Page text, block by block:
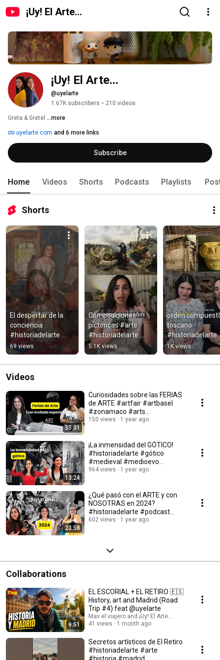
¡Uy! El Arte...
¡Uy! El Arte...
@uyelarte
1.67K subscribers • 210 videos
Greta & Gretel ...more
uyelarte.com and 6 more links
Subscribe
Home Videos Shorts Podcasts Playlists
Shorts
El despertar de la
conciencia
#historiadelarte
#arte #historia
#pintura #art
69 views
Composiciones
pictóricas #arte
#historiadelarte
#pinturaartistica
5.1K views
orden
toscano
#historiadelarte
#arte
#antiguaroma
#arthistory
1K views
Videos
35:01
Curiosidades sobre las FERIAS
de ARTE #artfair #artbasel
#zonamaco #arts
#contemporaryart
150 views 1 year ago
13:24
¡La inmensidad del GÓTICO!
#historiadelarte #gótico
#medieval #medioevo
#arquitectura
964 views 1 year ago
23:58
¿Qué pasó con el ARTE y con
NOSOTRAS en 2024?
#historiadelarte #podcast
#sabiasque #felizañonuevo
602 views 1 year ago
Collaborations
9:51
EL ESCORIAL + EL RETIRO 🇪🇸
History, art and Madrid (Road
Trip #4) feat @uyelarte
Max el viajero and ¡Uy! El Arte...
41 views
1 month ago
Secretos artísticos de El Retiro
#historiadelarte #arte